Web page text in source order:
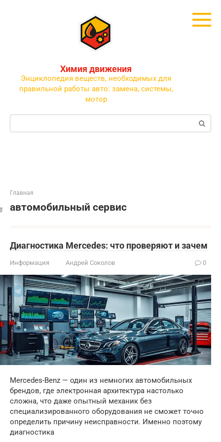
Химия движения
Энциклопедия веществ, необходимых для
правильной работы авто: замена, системы,
мотор
Поиск:
Главная
автомобильный сервис
Диагностика Mercedes: что проверяют и зачем
Информация Андрей Соколов 0
Mercedes-Benz — один из немногих автомобильных
брендов, где электронная архитектура настолько
сложна, что даже опытный механик без
специализированного оборудования не сможет точно
определить причину неисправности. Именно поэтому
диагностика